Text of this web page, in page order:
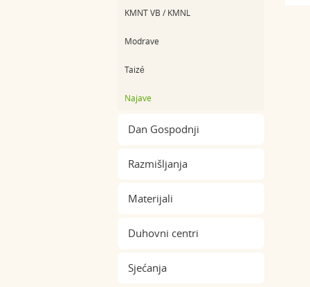
KMNT VB / KMNL
Modrave
Taizé
Najave
Dan Gospodnji
Razmišljanja
Materijali
Duhovni centri
Sjećanja